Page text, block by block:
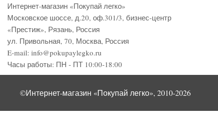
Интернет-магазин «Покупай легко»
Московское шоссе, д.20, оф.301/3, бизнес-центр
«Престиж», Рязань, Россия
ул. Привольная, 70, Москва, Россия
E-mail: info@pokupaylegko.ru
Часы работы: ПН - ПТ 10:00-18:00
©Интернет-магазин «Покупай легко», 2010-2026